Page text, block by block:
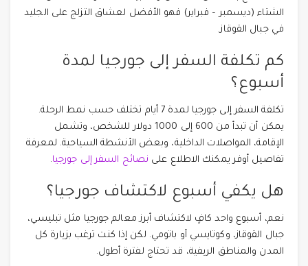
الشتاء (ديسمبر – فبراير) فهو الأفضل لعشاق التزلج على الجليد
في جبال القوقاز.
كم تكلفة السفر إلى جورجيا لمدة
أسبوع؟
تكلفة السفر إلى جورجيا لمدة 7 أيام تختلف حسب نمط الرحلة.
يمكن أن تبدأ من 600 إلى 1000 دولار للشخص، وتشمل
الإقامة، المواصلات الداخلية، وبعض الأنشطة السياحية. لمعرفة
تفاصيل أوفر يمكنك الاطلاع على نصائح السفر إلى جورجيا.
هل يكفي أسبوع لاكتشاف جورجيا؟
نعم، أسبوع واحد كافٍ لاكتشاف أبرز معالم جورجيا مثل تبليسي،
جبال القوقاز، وكوتايسي أو باتومي. لكن إذا كنت ترغب بزيارة كل
المدن والمناطق الريفية، قد تحتاج لفترة أطول.